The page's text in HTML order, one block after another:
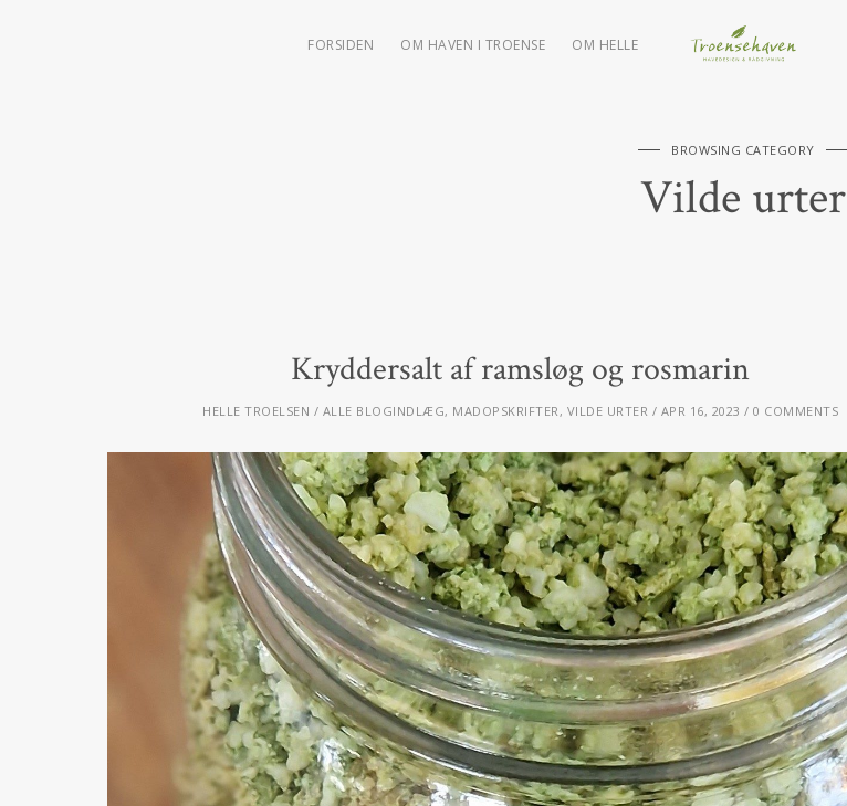
FORSIDEN OM HAVEN I TROENSE OM HELLE
BROWSING CATEGORY
Vilde urter
Kryddersalt af ramsløg og rosmarin
HELLE TROELSEN ALLE BLOGINDLÆG, MADOPSKRIFTER , VILDE URTER APR 16, 2023 0 COMMENTS